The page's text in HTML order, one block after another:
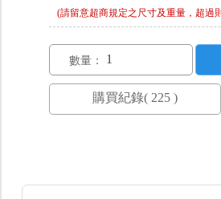
(請留意超商規定之尺寸及重量，超過
數量：